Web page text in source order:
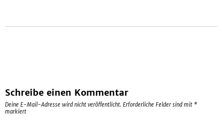
Schreibe einen Kommentar
Deine E-Mail-Adresse wird nicht veröffentlicht. Erforderliche Felder sind mit *
markiert